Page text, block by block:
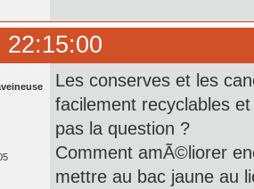
22:15:00
Les conserves et les
facilement recyclables
pas la question ?
Comment amÃ©liorer
mettre au bac jaune au